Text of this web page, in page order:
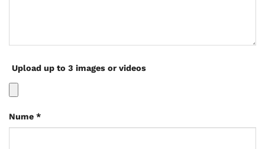
Upload up to 3 images or videos
Nume *